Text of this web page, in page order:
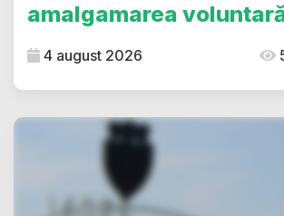
amalgamarea
4 august 2026